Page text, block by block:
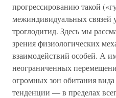
прогрессированию такой
межиндивидуальных связей
троглодитид. Здесь мы
зрения физиологических
взаимодействий особей. А
неограниченных
огромных зон обитания
тенденции — в пределах